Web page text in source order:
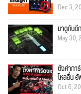
Dec 3,
มาดูกันดี
May 30,
ตั้งค่ากา
ไหลลื่น
Oct 6,